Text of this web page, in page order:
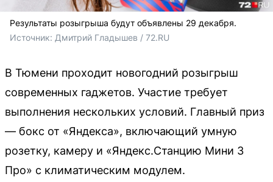
Результаты розыгрыша будут объявлены 29 декабря.
Источник: Дмитрий Гладышев / 72.RU
В Тюмени проходит новогодний розыгрыш
современных гаджетов. Участие требует
выполнения нескольких условий. Главный приз
— бокс от «Яндекса», включающий умную
розетку, камеру и «Яндекс.Станцию Мини 3
Про» с климатическим модулем.